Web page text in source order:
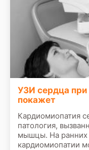
УЗИ сердца при
покажет
Кардиомиопатия
патология,
мышцы. На ранних
кардиомиопатии